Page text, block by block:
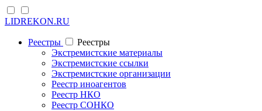
LIDREKON.RU
Реестры
Реестры
Экстремистские материалы
Экстремистские ссылки
Экстремистские организации
Реестр иноагентов
Реестр НКО
Реестр СОНКО